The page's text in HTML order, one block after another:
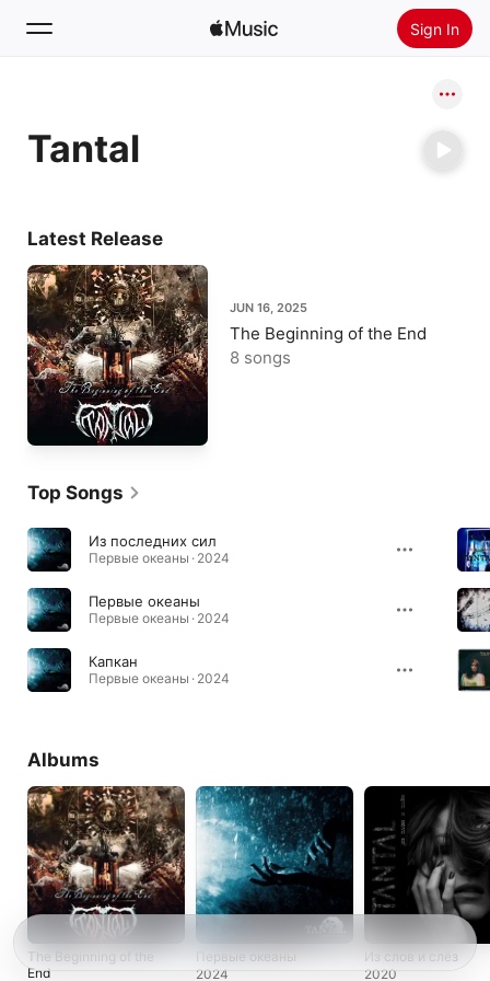
Sign In
Home
Tantal
Latest Release
JUN 16, 2025
The Beginning of the End
8 songs
Top Songs
Из последних сил
Первые океаны · 2024
Первые океаны
Первые океаны · 2024
Капкан
Первые океаны · 2024
Albums
The Beginning of the
End
Первые океаны
2024
Из слов и слёз
2020